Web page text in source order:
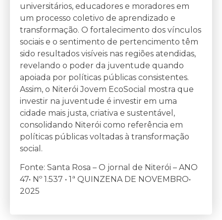
universitários, educadores e moradores em
um processo coletivo de aprendizado e
transformação. O fortalecimento dos vínculos
sociais e o sentimento de pertencimento têm
sido resultados visíveis nas regiões atendidas,
revelando o poder da juventude quando
apoiada por políticas públicas consistentes.
Assim, o Niterói Jovem EcoSocial mostra que
investir na juventude é investir em uma
cidade mais justa, criativa e sustentável,
consolidando Niterói como referência em
políticas públicas voltadas à transformação
social.
Fonte: Santa Rosa – O jornal de Niterói – ANO
47• Nº 1.537 • 1ª QUINZENA DE NOVEMBRO•
2025